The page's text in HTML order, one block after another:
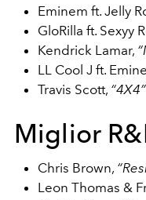
Eminem ft. Jelly
GloRilla ft. Sexyy
Kendrick Lamar,
LL Cool J ft.
Travis Scott, “4X4”
Miglior
Chris Brown,
Leon Thomas &